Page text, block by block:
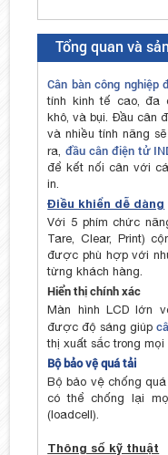
Tổng quan và
Cân bàn công nghiệp
tính kinh tế cao, đa
khô, và bụi. Đầu cân
và nhiều tính năng
ra,đầu cân điện tử
để kết nối cân với
in.
Điều khiển dễ dàng
Với 5 phím chức
Tare, Clear, Print)
được phù hợp với
từng khách hàng.
Hiển thị chính xác
Màn hình LCD lớn
được độ sáng giúp
thị xuất sắc trong
Bộ bảo vệ quá tải
Bộ bảo vệ chống
có thể chống lại
(loadcell).
Thông số kỹ thuật